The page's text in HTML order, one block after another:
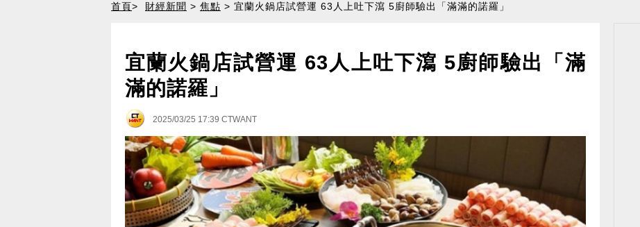
首頁> 財經新聞 > 焦點 > 宜蘭火鍋店試營運 63人上吐下瀉 5廚師驗出「滿滿的諾羅」
宜蘭火鍋店試營運 63人上吐下瀉 5廚師驗出「滿
滿的諾羅」
2025/03/25 17:39 CTWANT